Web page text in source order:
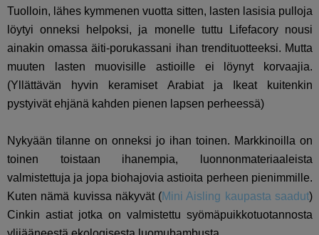
Tuolloin, lähes kymmenen vuotta sitten, lasten lasisia pulloja
löytyi onneksi helpoksi, ja monelle tuttu Lifefacory nousi
ainakin omassa äiti-porukassani ihan trendituotteeksi. Mutta
muuten lasten muovisille astioille ei löynyt korvaajia.
(Yllättävän hyvin keramiset Arabiat ja Ikeat kuitenkin
pystyivät ehjänä kahden pienen lapsen perheessä)
Nykyään tilanne on onneksi jo ihan toinen. Markkinoilla on
toinen toistaan ihanempia, luonnonmateriaaleista
valmistettuja ja jopa biohajovia astioita perheen pienimmille.
Kuten nämä kuvissa näkyvät (Mini Aisling kaupasta saadut)
Cinkin astiat jotka on valmistettu syömäpuikkotuotannosta